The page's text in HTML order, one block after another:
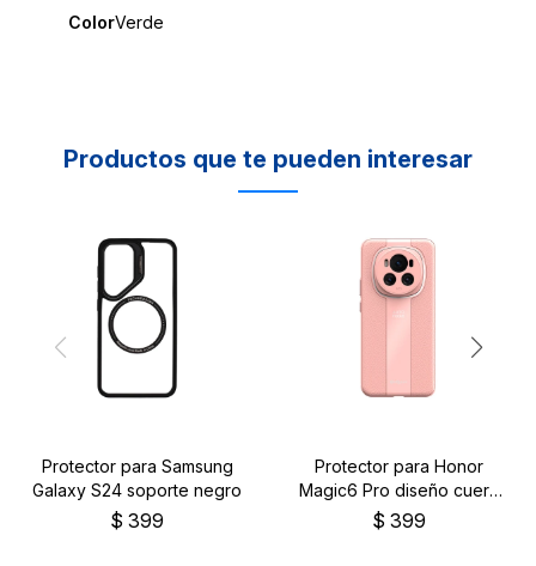
ColorVerde
Productos que te pueden interesar
Protector para Samsung
Galaxy S24 soporte negro
$ 399
Protector para Honor
Magic6 Pro diseño cuero
color rosa
$ 399